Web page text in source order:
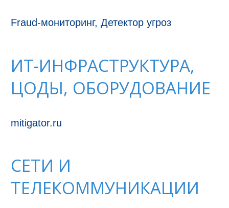
Fraud-мониторинг, Детектор угроз
ИТ-ИНФРАСТРУКТУРА,
ЦОДЫ, ОБОРУДОВАНИЕ
mitigator.ru
СЕТИ И
ТЕЛЕКОММУНИКАЦИИ